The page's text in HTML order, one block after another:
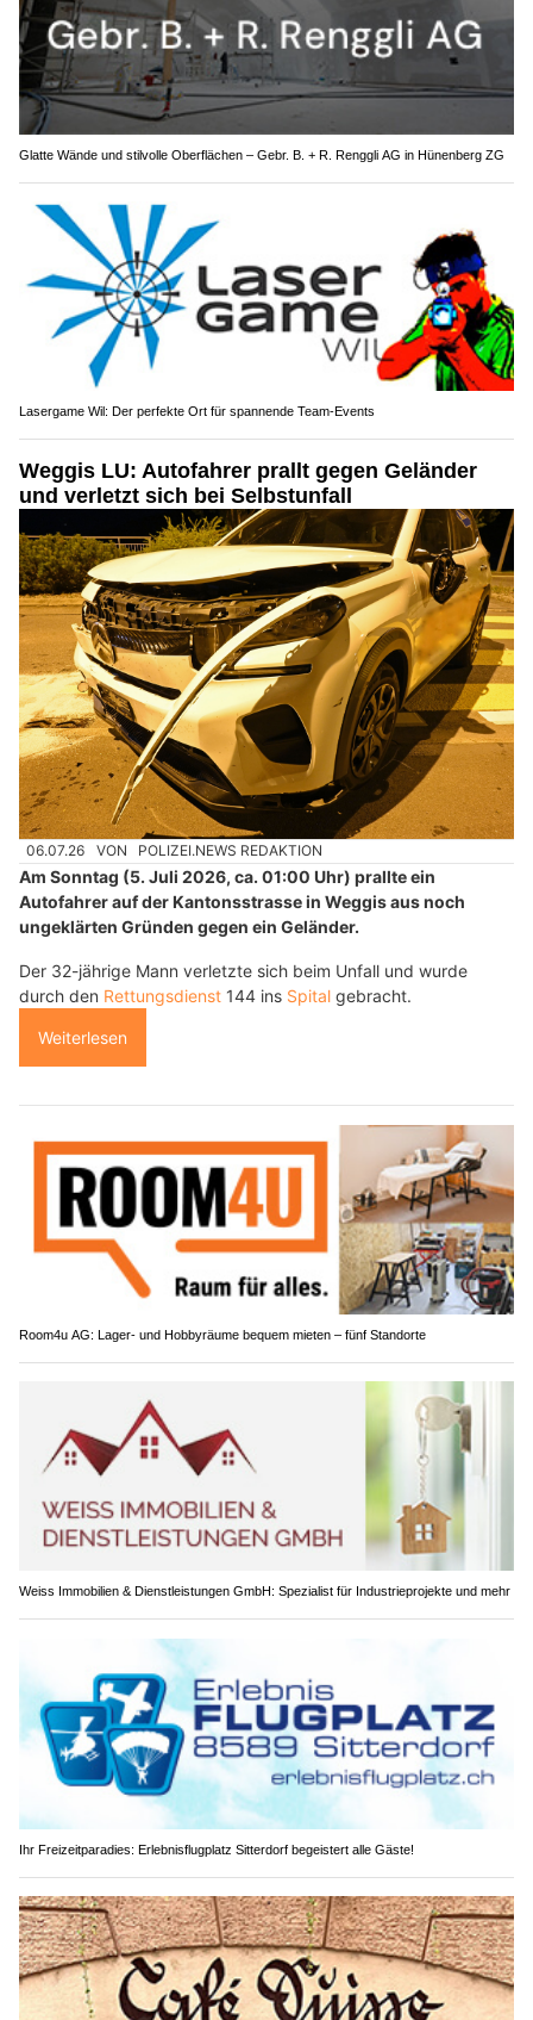
Glatte Wände und stilvolle Oberflächen – Gebr. B. + R. Renggli AG in Hünenberg ZG
Lasergame Wil: Der perfekte Ort für spannende Team-Events
Weggis LU: Autofahrer prallt gegen Geländer
und verletzt sich bei Selbstunfall
06.07.26 VON POLIZEI.NEWS REDAKTION
Am Sonntag (5. Juli 2026, ca. 01:00 Uhr) prallte ein
Autofahrer auf der Kantonsstrasse in Weggis aus noch
ungeklärten Gründen gegen ein Geländer.
Der 32-jährige Mann verletzte sich beim Unfall und wurde
durch den Rettungsdienst 144 ins Spital gebracht.
Weiterlesen
Room4u AG: Lager- und Hobbyräume bequem mieten – fünf Standorte
Weiss Immobilien & Dienstleistungen GmbH: Spezialist für Industrieprojekte und mehr
Ihr Freizeitparadies: Erlebnisflugplatz Sitterdorf begeistert alle Gäste!